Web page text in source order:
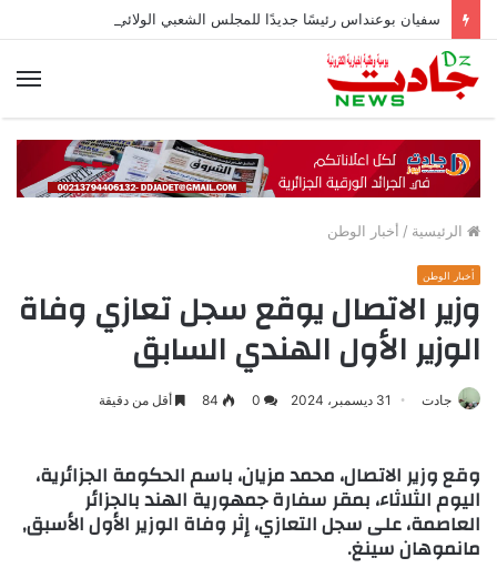
الرئيسية / أخبار الوطن
أخبار الوطن
وزير الاتصال يوقع سجل تعازي وفاة
الوزير الأول الهندي السابق
جادت 31 ديسمبر، 2024 0
84 أقل من دقيقة
وقع وزير الاتصال، محمد مزيان، باسم الحكومة الجزائرية،
اليوم الثلاثاء، بمقر سفارة جمهورية الهند بالجزائر
العاصمة، على سجل التعازي، إثر وفاة الوزير الأول الأسبق,
مانموهان سينغ.